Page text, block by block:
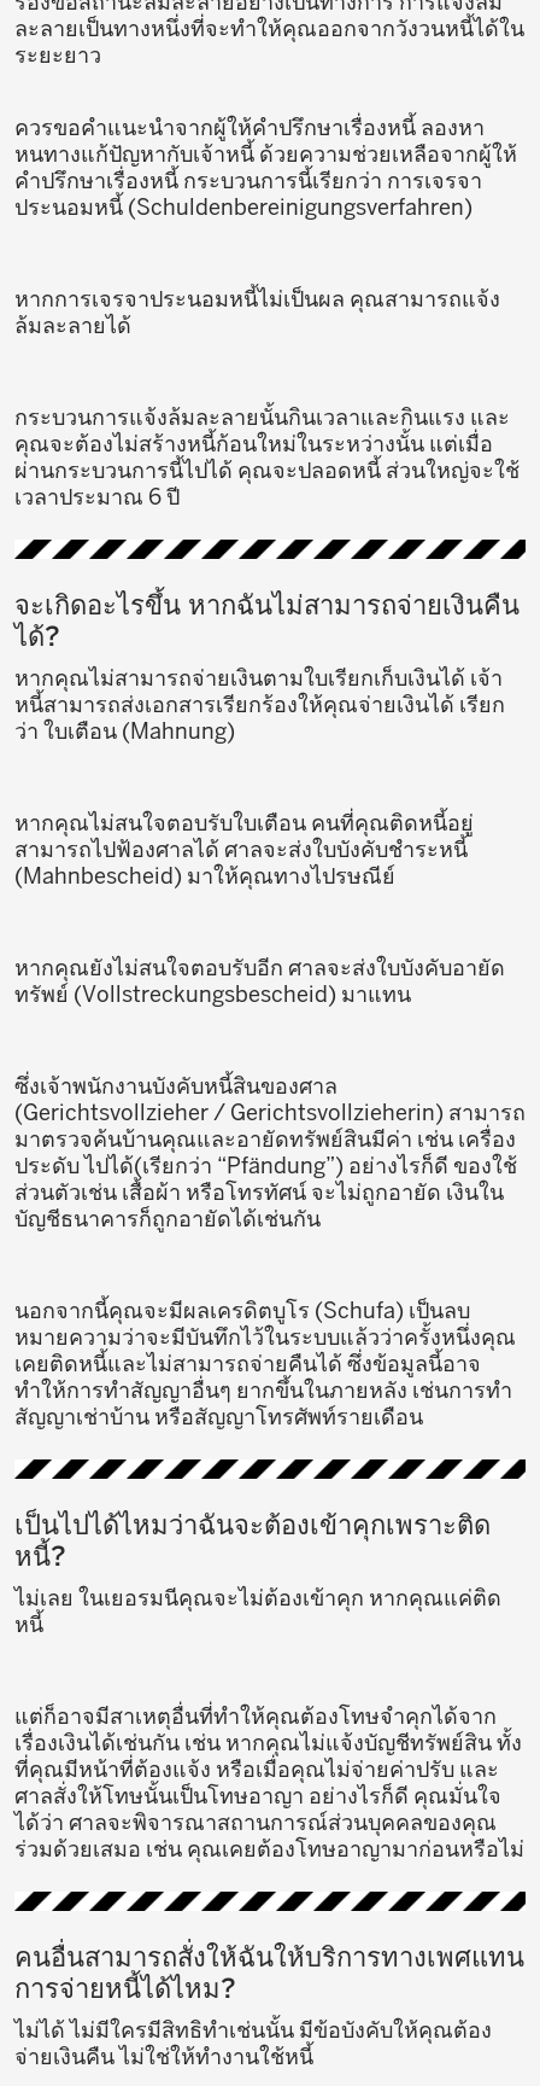
ละลายเป็นทางหนึ่งที่จะทำให้คุณออกจากวังวนหนี้ได้ใน
ระยะยาว
ควรขอคำแนะนำจากผู้ให้คำปรึกษาเรื่องหนี้ ลองหา
หนทางแก้ปัญหากับเจ้าหนี้ ด้วยความช่วยเหลือจากผู้ให้
คำปรึกษาเรื่องหนี้ กระบวนการนี้เรียกว่า การเจรจา
ประนอมหนี้ (Schuldenbereinigungsverfahren)
หากการเจรจาประนอมหนี้ไม่เป็นผล คุณสามารถแจ้ง
ล้มละลายได้
กระบวนการแจ้งล้มละลายนั้นกินเวลาและกินแรง และ
คุณจะต้องไม่สร้างหนี้ก้อนใหม่ในระหว่างนั้น แต่เมื่อ
ผ่านกระบวนการนี้ไปได้ คุณจะปลอดหนี้ ส่วนใหญ่จะใช้
เวลาประมาณ 6 ปี
จะเกิดอะไรขึ้น หากฉันไม่สามารถจ่ายเงินคืน
ได้?
หากคุณไม่สามารถจ่ายเงินตามใบเรียกเก็บเงินได้ เจ้า
หนี้สามารถส่งเอกสารเรียกร้องให้คุณจ่ายเงินได้ เรียก
ว่า ใบเตือน (Mahnung)
หากคุณไม่สนใจตอบรับใบเตือน คนที่คุณติดหนี้อยู่
สามารถไปฟ้องศาลได้ ศาลจะส่งใบบังคับชำระหนี้
(Mahnbescheid) มาให้คุณทางไปรษณีย์
หากคุณยังไม่สนใจตอบรับอีก ศาลจะส่งใบบังคับอายัด
ทรัพย์ (Vollstreckungsbescheid) มาแทน
ซึ่งเจ้าพนักงานบังคับหนี้สินของศาล
(Gerichtsvollzieher / Gerichtsvollzieherin) สามารถ
มาตรวจค้นบ้านคุณและอายัดทรัพย์สินมีค่า เช่น เครื่อง
ประดับ ไปได้(เรียกว่า “Pfändung”) อย่างไรก็ดี ของใช้
ส่วนตัวเช่น เสื้อผ้า หรือโทรทัศน์ จะไม่ถูกอายัด เงินใน
บัญชีธนาคารก็ถูกอายัดได้เช่นกัน
นอกจากนี้คุณจะมีผลเครดิตบูโร (Schufa) เป็นลบ
หมายความว่าจะมีบันทึกไว้ในระบบแล้วว่าครั้งหนึ่งคุณ
เคยติดหนี้และไม่สามารถจ่ายคืนได้ ซึ่งข้อมูลนี้อาจ
ทำให้การทำสัญญาอื่นๆ ยากขึ้นในภายหลัง เช่นการทำ
สัญญาเช่าบ้าน หรือสัญญาโทรศัพท์รายเดือน
เป็นไปได้ไหมว่าฉันจะต้องเข้าคุกเพราะติด
หนี้?
ไม่เลย ในเยอรมนีคุณจะไม่ต้องเข้าคุก หากคุณแค่ติด
หนี้
แต่ก็อาจมีสาเหตุอื่นที่ทำให้คุณต้องโทษจำคุกได้จาก
เรื่องเงินได้เช่นกัน เช่น หากคุณไม่แจ้งบัญชีทรัพย์สิน ทั้ง
ที่คุณมีหน้าที่ต้องแจ้ง หรือเมื่อคุณไม่จ่ายค่าปรับ และ
ศาลสั่งให้โทษนั้นเป็นโทษอาญา อย่างไรก็ดี คุณมั่นใจ
ได้ว่า ศาลจะพิจารณาสถานการณ์ส่วนบุคคลของคุณ
ร่วมด้วยเสมอ เช่น คุณเคยต้องโทษอาญามาก่อนหรือไม่
คนอื่นสามารถสั่งให้ฉันให้บริการทางเพศแทน
การจ่ายหนี้ได้ไหม?
ไม่ได้ ไม่มีใครมีสิทธิทำเช่นนั้น มีข้อบังคับให้คุณต้อง
จ่ายเงินคืน ไม่ใช่ให้ทำงานใช้หนี้